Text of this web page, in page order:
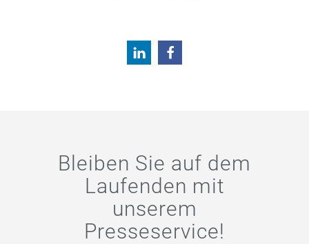
Bleiben Sie auf dem
Laufenden mit
unserem
Presseservice!